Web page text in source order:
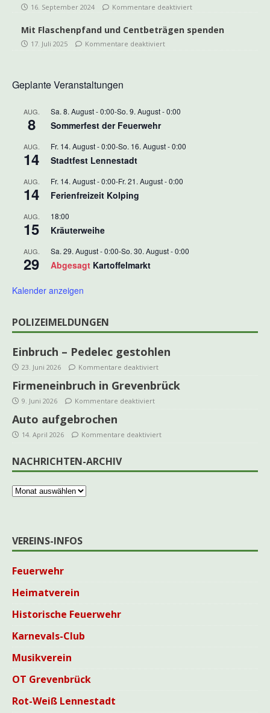
16. September 2024 Kommentare deaktiviert
Mit Flaschenpfand und Centbeträgen spenden
17. Juli 2025 Kommentare deaktiviert
Geplante Veranstaltungen
AUG.
8
Sa. 8. August - 0:00-So. 9. August - 0:00
Sommerfest der Feuerwehr
AUG.
14
Fr. 14. August - 0:00-So. 16. August - 0:00
Stadtfest Lennestadt
AUG.
14
Fr. 14. August - 0:00-Fr. 21. August - 0:00
Ferienfreizeit Kolping
AUG.
15
18:00
Kräuterweihe
AUG.
29
Sa. 29. August - 0:00-So. 30. August - 0:00
Abgesagt Kartoffelmarkt
Kalender anzeigen
POLIZEIMELDUNGEN
Einbruch – Pedelec gestohlen
23. Juni 2026 Kommentare deaktiviert
Firmeneinbruch in Grevenbrück
9. Juni 2026 Kommentare deaktiviert
Auto aufgebrochen
14. April 2026 Kommentare deaktiviert
NACHRICHTEN-ARCHIV
VEREINS-INFOS
Feuerwehr
Heimatverein
Historische Feuerwehr
Karnevals-Club
Musikverein
OT Grevenbrück
Rot-Weiß Lennestadt